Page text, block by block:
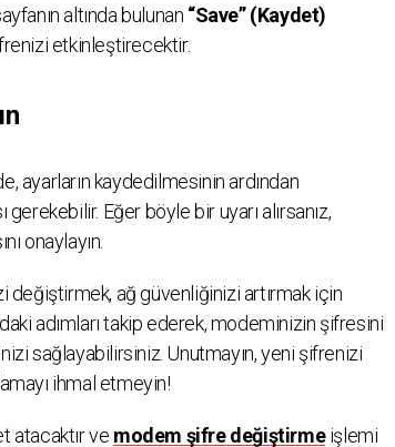
altında bulunan “Save” (Kaydet)
etkinleştirecektir.
ayarların kaydedilmesinin ardından
Eğer böyle bir uyarı alırsanız,
onaylayın.
ağ güvenliğinizi artırmak için
adımları takip ederek, modeminizin şifresini
sağlayabilirsiniz. Unutmayın, yeni şifrenizi
ihmal etmeyin!
atacaktır ve modem şifre değiştirmeişlemi